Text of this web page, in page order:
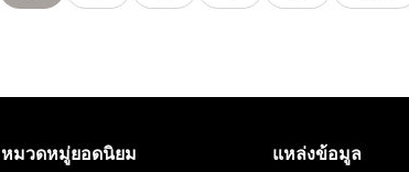
หมวดหมู่ยอดนิยม แหล่งข้อมูล